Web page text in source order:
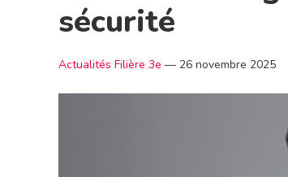
sécurité
Actualités Filière 3e — 26 novembre 2025